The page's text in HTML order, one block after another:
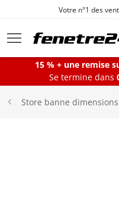
Aller au
Votre n°1 des
Fenêtres
15 % + une remise
Se termine dans
Store banne dimensions